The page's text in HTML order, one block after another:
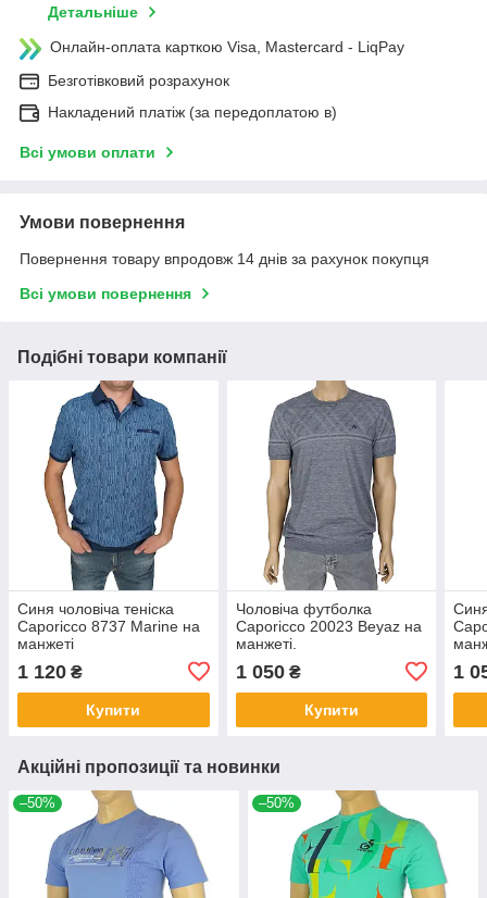
Детальніше
Онлайн-оплата карткою Visa, Mastercard - LiqPay
Безготівковий розрахунок
Накладений платіж (за передоплатою в)
Всі умови оплати
Умови повернення
Повернення товару впродовж 14 днів за рахунок покупця
Всі умови повернення
Подібні товари компанії
Синя чоловіча теніска
Caporicco 8737 Marine на
манжеті
1 120 ₴
Купити
Чоловіча футболка
Caporicco 20023 Beyaz на
манжеті.
1 050₴
Купити
1
Акційні пропозиції та новинки
–50% –50%